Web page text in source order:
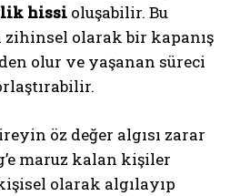
hissi oluşabilir. Bu
olarak bir kapanış
olur ve yaşanan süreci
öz değer algısı zarar
maruz kalan kişiler
olarak algılayıp